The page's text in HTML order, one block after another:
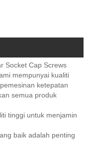
Socket Cap Screws
mempunyai kualiti
ketepatan
semua produk
tinggi untuk menjamin
baik adalah penting